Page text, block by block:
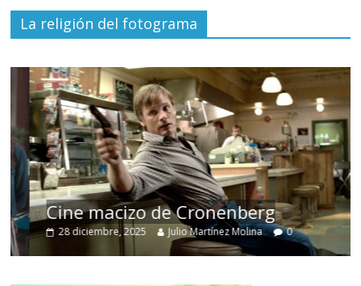
La religión del fotograma
Cine macizo de Cronenberg
28 diciembre, 2025 Julio Martínez Molina 0